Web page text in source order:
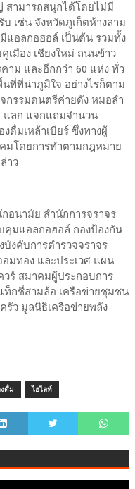
สามารถสนุกได้โดยไม่มี
เช่น จังหวัดภูเก็ตห้างลาม
แอลกอฮอล์ เป็นต้น รวมทั้ง
มือง เชียงใหม่ ถนนข้าว
าม และอีกกว่า 60 แห่ง ทั่ว
ที่ที่น่าภูมิใจ อย่างไรก็ตาม
กรรมดนตรีค่ายดัง หมอลำ
แลก แจกแถมจำนวน
ดื่มเหล้าเบียร์ ซึ่งทางผู้
มโดยการทำตามกฎหมาย
าว
อนามัย สำนักการจราจร
คุมแอลกอฮอล์ กองป้องกัน
บังคับการตำรวจจราจร
มทอง และประเวศ แผน
ร์ สมาคมผู้ประกอบการ
กซี่สามล้อ เครือข่ายชุมชน
รัว มูลนิธิเครือข่ายพลัง
งดื่ม ไฮไลท์